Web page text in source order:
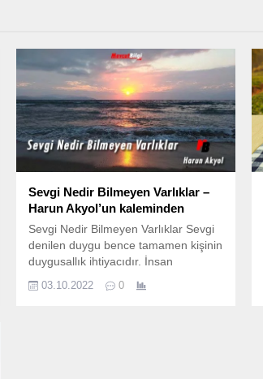
Sevgi Nedir Bilmeyen Varlıklar –
Harun Akyol’un kaleminden
Sevgi Nedir Bilmeyen Varlıklar Sevgi
denilen duygu bence tamamen kişinin
duygusallık ihtiyacıdır. İnsan
arar. Size soruyorum, hayatınızın en
03.10.2022 0